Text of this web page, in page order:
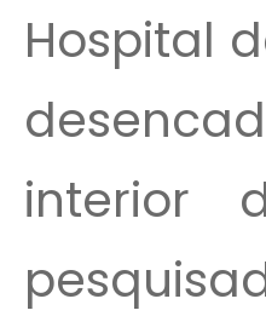
Hospital
interior